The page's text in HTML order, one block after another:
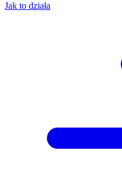
Jak to działa